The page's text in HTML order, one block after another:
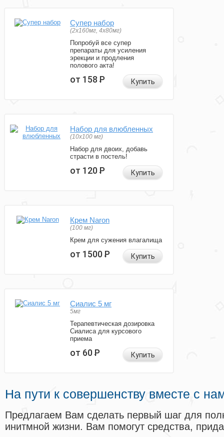
Супер набор
(2х160мг, 4х80мг)
Попробуй все супер
препараты для усиления
эрекции и продления
полового акта!
от 158Р Купить
Набор для влюбленных
(10х100 мг)
Набор для двоих, добавь
страсти в постель!
от 120Р Купить
Крем Naron
(100 мг)
Крем для сужения влагалища
от 1500Р Купить
Сиалис 5 мг
5мг
Терапевтическая дозировка
Сиалиса для курсового
приема
от 60Р Купить
На пути к совершенству вместе с
Предлагаем Вам сделать первый шаг для
инитмной жизни. Вам помогут средства,